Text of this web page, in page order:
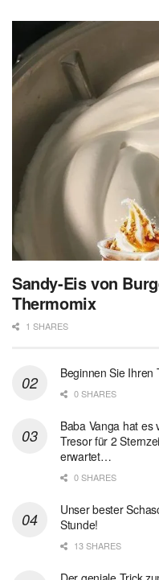
Sandy-Eis von
Thermomix
1 SHARES
Beginnen Sie Ihren
0 SHARES
Baba Vanga hat es
Tresor für 2
erwartet…
0 SHARES
Unser bester
Stunde!
13 SHARES